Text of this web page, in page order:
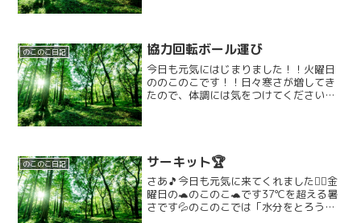
のこのこ日記 協力回転ボール運び
今日も元気にはじまりました！！火曜日
ののこのこです！！日々寒さが増してき
たので、体調には気をつけてください
のこのこ日記 サーキット🏆
さあ🎵今日も元気に来てくれました🏳‍🌈金
曜日の🐢のこのこ🐢です37℃を超える暑
さです💦のこのこでは「水分をとろう」